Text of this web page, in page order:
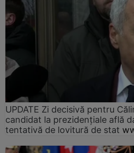
UPDATE Zi decisivă pentru
candidat la prezidențiale află
tentativă de lovitură de stat